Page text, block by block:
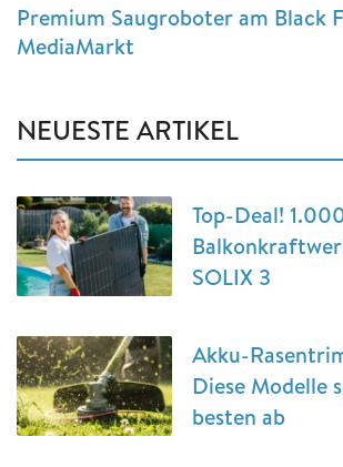
Premium Saugroboter am Black
MediaMarkt
NEUESTE ARTIKEL
Top-Deal!
SOLIX 3
Akku-
Diese Modelle
besten ab